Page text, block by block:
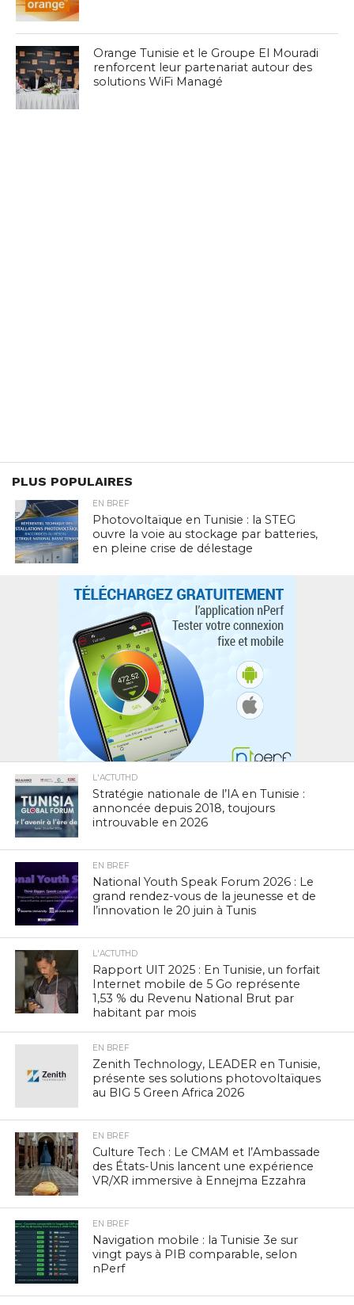
Orange Tunisie et le Groupe El Mouradi
renforcent leur partenariat autour des
solutions WiFi Managé
PLUS POPULAIRES
EN BREF
Photovoltaïque en Tunisie : la STEG
ouvre la voie au stockage par batteries,
en pleine crise de délestage
L'ACTUTHD
Stratégie nationale de l’IA en Tunisie :
annoncée depuis 2018, toujours
introuvable en 2026
EN BREF
National Youth Speak Forum 2026 : Le
grand rendez-vous de la jeunesse et de
l’innovation le 20 juin à Tunis
L'ACTUTHD
Rapport UIT 2025 : En Tunisie, un forfait
Internet mobile de 5 Go représente
1,53 % du Revenu National Brut par
habitant par mois
EN BREF
Zenith Technology, LEADER en Tunisie,
présente ses solutions photovoltaïques
au BIG 5 Green Africa 2026
EN BREF
Culture Tech : Le CMAM et l’Ambassade
des États-Unis lancent une expérience
VR/XR immersive à Ennejma Ezzahra
EN BREF
Navigation mobile : la Tunisie 3e sur
vingt pays à PIB comparable, selon
nPerf